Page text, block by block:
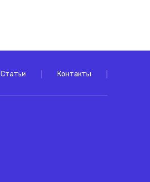
Статьи Контакты